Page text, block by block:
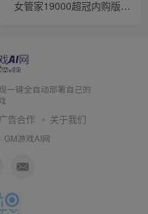
女管家19000超冠内购版】
品ID+简易安卓客户端+详细
一键全自动部署自己的
广告合作 关于我们
GM游戏AI网